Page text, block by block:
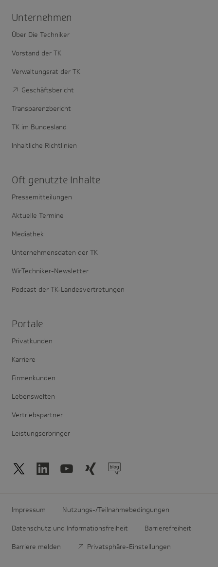
Unter­nehmen
Über Die Techniker
Vorstand der TK
Verwaltungsrat der TK
Geschäftsbericht
Transparenzbericht
TK im Bundesland
Inhaltliche Richtlinien
Oft genutzte Inhalte
Pressemitteilungen
Aktuelle Termine
Mediathek
Unternehmensdaten der TK
WirTechniker-Newsletter
Podcast der TK-Landesvertretungen
Portale
Privatkunden
Karriere
Firmenkunden
Lebenswelten
Vertriebspartner
Leistungserbringer
Impressum Nutzungs-/Teilnahmebedingungen
Datenschutz und Informationsfreiheit Barrierefreiheit
Barriere melden Privatsphäre-Einstellungen